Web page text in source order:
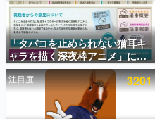
ゲームの企画書
名作ゲームクリエ
聞きし、ヒットす
きます。
赫本
この物語を解いて
の形をした短編ホ
「タバコを止められない猫耳キ
ャラを描く深夜枠アニメ」に視
聴者の一部から批判意見。違法
薬物の使用と思しき描写も含め
て、BPOが議論を交わす
注目度 3201